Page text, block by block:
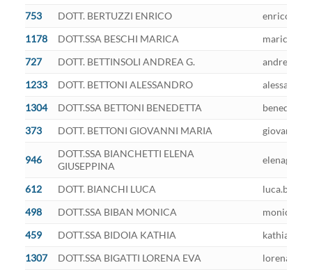
753
DOTT. BERTUZZI ENRICO
1178
DOTT.SSA BESCHI MARICA
727
DOTT. BETTINSOLI ANDREA G.
1233
DOTT. BETTONI ALESSANDRO
1304
DOTT.SSA BETTONI BENEDETTA
373
DOTT. BETTONI GIOVANNI MARIA
946
DOTT.SSA BIANCHETTI ELENA
GIUSEPPINA
612 DOTT. BIANCHI LUCA
498
DOTT.SSA BIBAN MONICA
459
DOTT.SSA BIDOIA KATHIA
1307
DOTT.SSA BIGATTI LORENA EVA